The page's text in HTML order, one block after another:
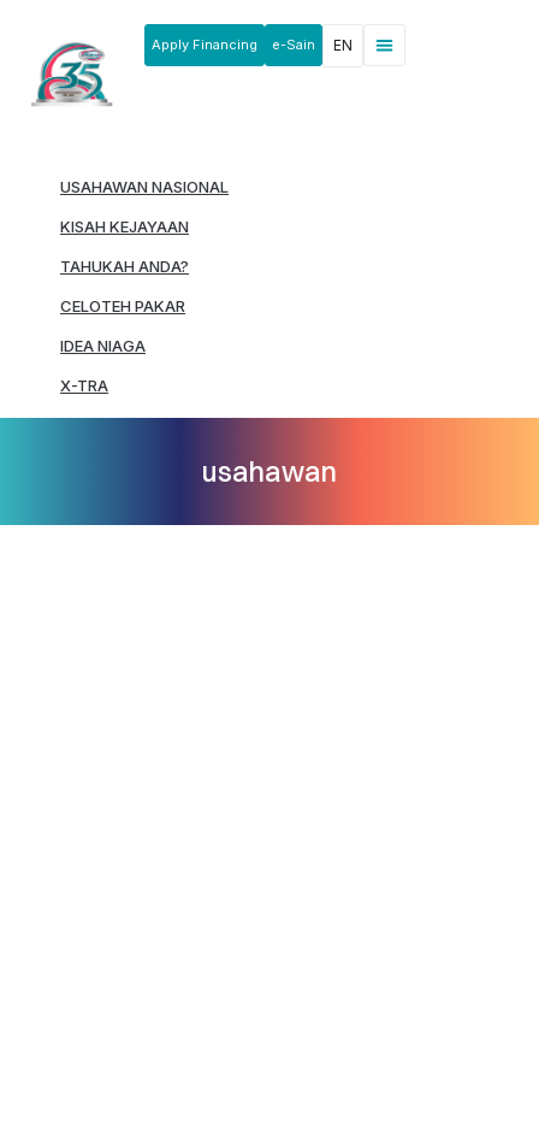
Apply Financing e-Sain EN
USAHAWAN NASIONAL
KISAH KEJAYAAN
TAHUKAH ANDA?
CELOTEH PAKAR
IDEA NIAGA
X-TRA
usahawan